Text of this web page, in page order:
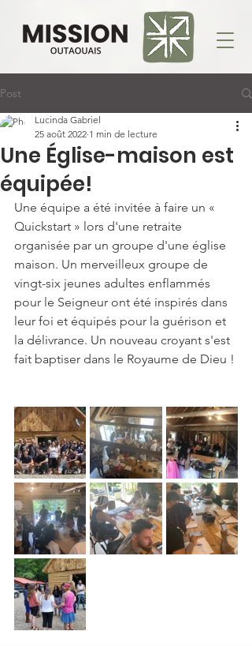
Post
Une Église-maison est
équipée!
Lucinda Gabriel
25 août 2022 1 min de lecture
Une équipe a été invitée à faire un «
Quickstart » lors d'une retraite
organisée par un groupe d'une église
maison. Un merveilleux groupe de
vingt-six jeunes adultes enflammés
pour le Seigneur ont été inspirés dans
leur foi et équipés pour la guérison et
la délivrance. Un nouveau croyant s'est
fait baptiser dans le Royaume de Dieu !